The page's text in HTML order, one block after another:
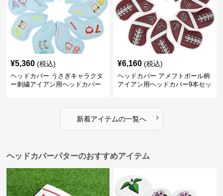
¥5,360 (税込)
ヘッドカバー うさぎキャラクタ
ー刺繍アイアン用ヘッドカバー
¥6,160 (税込)
ヘッドカバー アメフトボール柄
アイアン用ヘッドカバー9本セッ
新着アイテムの一覧へ ›
ヘッドカバーパターのおすすめアイテム